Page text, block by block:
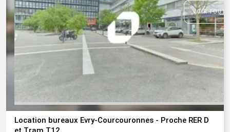
VOIR
Location bureaux Evry-Courcouronnes - Proche RER D